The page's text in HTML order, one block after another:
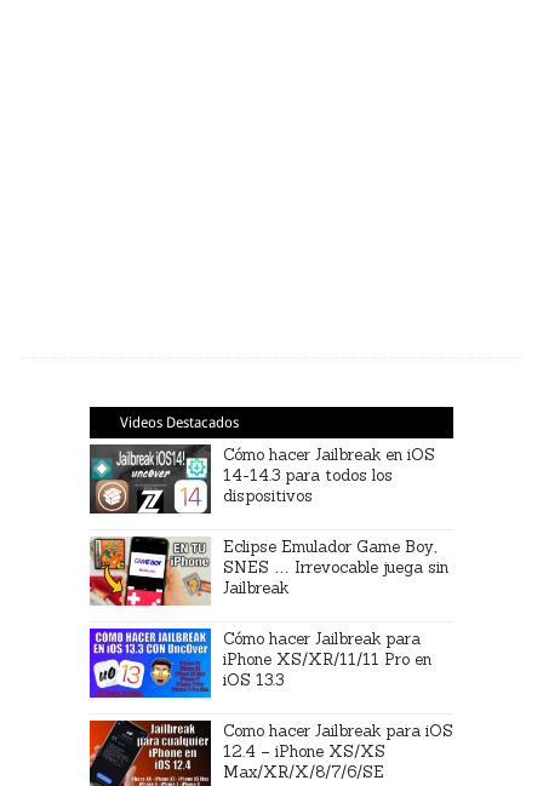
Videos Destacados
Cómo hacer Jailbreak en iOS
14-14.3 para todos los
dispositivos
Eclipse Emulador Game Boy,
SNES … Irrevocable juega sin
Jailbreak
Cómo hacer Jailbreak para
iPhone XS/XR/11/11 Pro en
iOS 13.3
Como hacer Jailbreak para iOS
12.4 – iPhone XS/XS
Max/XR/X/8/7/6/SE